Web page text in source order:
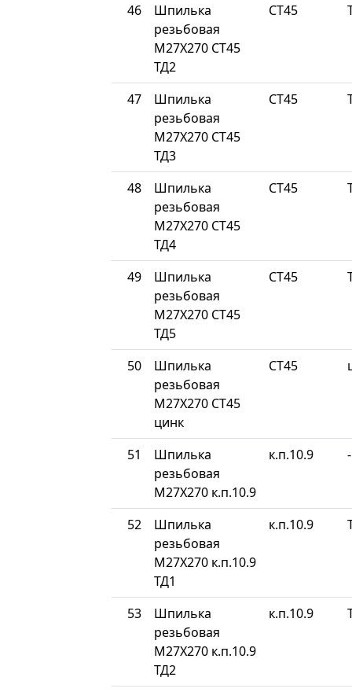
46
Шпилька
резьбовая
М27Х270 СТ45
ТД2
СТ45
47
Шпилька
резьбовая
М27Х270 СТ45
ТД3
СТ45
48
Шпилька
резьбовая
М27Х270 СТ45
ТД4
СТ45
49
Шпилька
резьбовая
М27Х270 СТ45
ТД5
СТ45
50
Шпилька
резьбовая
М27Х270 СТ45
цинк
СТ45
51
Шпилька
резьбовая
М27Х270 к.п.10.9
к.п.10.9 -
52
Шпилька
резьбовая
М27Х270 к.п.10.9
ТД1
к.п.10.9
53
Шпилька
резьбовая
М27Х270 к.п.10.9
ТД2
к.п.10.9